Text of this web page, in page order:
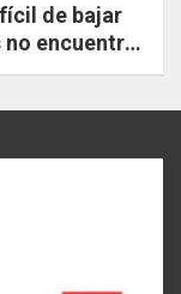
de bajar
no encuentra